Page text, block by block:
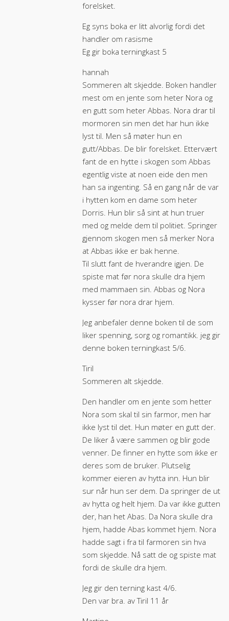
forelsket.
Eg syns boka er litt alvorlig fordi det
handler om rasisme
Eg gir boka terningkast 5
hannah
Sommeren alt skjedde. Boken handler
mest om en jente som heter Nora og
en gutt som heter Abbas. Nora drar til
mormoren sin men det har hun ikke
lyst til. Men så møter hun en
gutt/Abbas. De blir forelsket. Ettervært
fant de en hytte i skogen som Abbas
egentlig viste at noen eide den men
han sa ingenting. Så en gang når de var
i hytten kom en dame som heter
Dorris. Hun blir så sint at hun truer
med og melde dem til politiet. Springer
gjennom skogen men så merker Nora
at Abbas ikke er bak henne.
Til slutt fant de hverandre igjen. De
spiste mat før nora skulle dra hjem
med mammaen sin. Abbas og Nora
kysser før nora drar hjem.
Jeg anbefaler denne boken til de som
liker spenning, sorg og romantikk. jeg gir
denne boken terningkast 5/6.
Tiril
Sommeren alt skjedde.
Den handler om en jente som hetter
Nora som skal til sin farmor, men har
ikke lyst til det. Hun møter en gutt der.
De liker å være sammen og blir gode
venner. De finner en hytte som ikke er
deres som de bruker. Plutselig
kommer eieren av hytta inn. Hun blir
sur når hun ser dem. Da springer de ut
av hytta og helt hjem. Da var ikke gutten
der, han het Abas. Da Nora skulle dra
hjem, hadde Abas kommet hjem. Nora
hadde sagt i fra til farmoren sin hva
som skjedde. Nå satt de og spiste mat
fordi de skulle dra hjem.
Jeg gir den terning kast 4/6.
Den var bra. av Tiril 11 år